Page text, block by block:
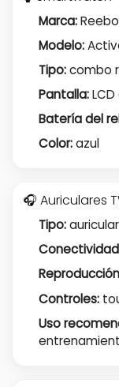
Marca:
Modelo:
Tipo:combo
Pantalla:LCD
Batería del
Color:azul
🎧 Auriculares
Tipo:
Controles:
Uso